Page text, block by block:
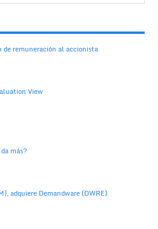
de remuneración al accionista
View
más?
adquiere Demandware (DWRE)